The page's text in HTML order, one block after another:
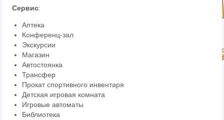
Сервис:
Аптека
Конференц-зал
Экскурсии
Магазин
Автостоянка
Трансфер
Прокат спортивного инвентаря
Детская игровая комната
Игровые автоматы
Библиотека